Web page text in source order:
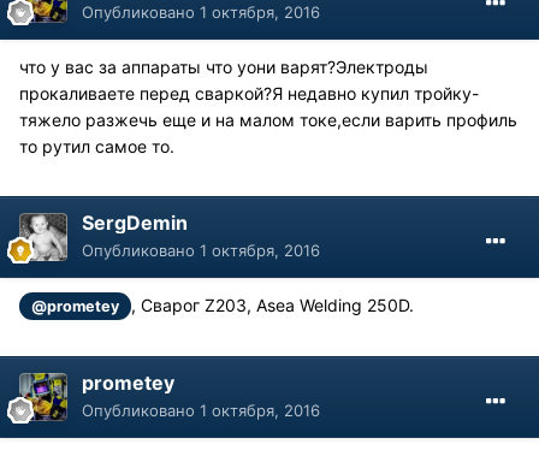
Опубликовано 1 октября, 2016
что у вас за аппараты что уони варят?Электроды
прокаливаете перед сваркой?Я недавно купил тройку-
тяжело разжечь еще и на малом токе,если варить профиль
то рутил самое то.
SergDemin
Опубликовано 1 октября, 2016
@prometey , Сварог Z203, Asea Welding 250D.
prometey
Опубликовано 1 октября, 2016